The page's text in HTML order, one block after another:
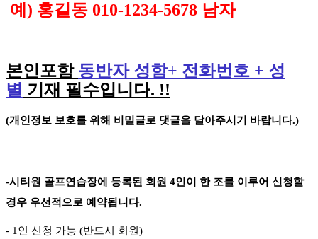
예 ) 홍길동 010-1234-5678 남자
본인포함 동반자 성함+ 전화번호 + 성
별 기재 필수입니다. !!
(개인정보 보호를 위해 비밀글로 댓글을 달아주시기 바랍니다.)
-시티원 골프연습장에 등록된 회원 4인이 한 조를 이루어 신청할
경우 우선적으로 예약됩니다.
- 1인 신청 가능 (반드시 회원)